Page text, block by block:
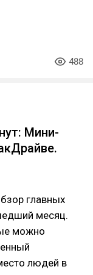
488
Мини-
главных
месяц.
можно
людей в